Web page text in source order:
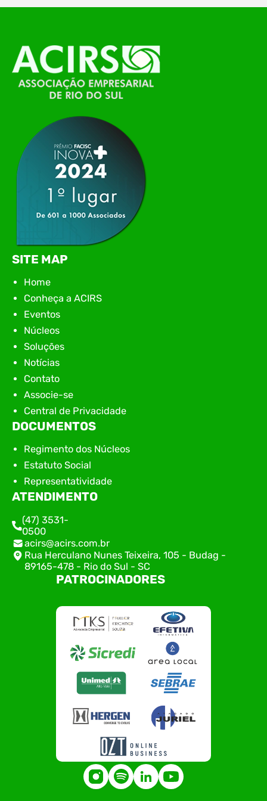
O Polo ACATE-ACIRS, por meio do NIAVI – Núcleo
de Tecnologia da Informação do Alto Vale do
Itajaí, realizou, no dia 21 de julho, o evento
Conexão Tech NIAVI, reunindo empresas de
tecnologia da região para uma noite de
apresentação de novas iniciativas para o setor. O
encontro aconteceu em Rio…
SITE MAP
Home
Conheça a ACIRS
Eventos
Núcleos
Soluções
Notícias
Contato
Associe-se
Central de Privacidade
DOCUMENTOS
Regimento dos Núcleos
Estatuto Social
Representatividade
ATENDIMENTO
(47) 3531-
0500
acirs@acirs.com.br
Rua Herculano Nunes Teixeira, 105 - Budag -
89165-478 - Rio do Sul - SC
PATROCINADORES